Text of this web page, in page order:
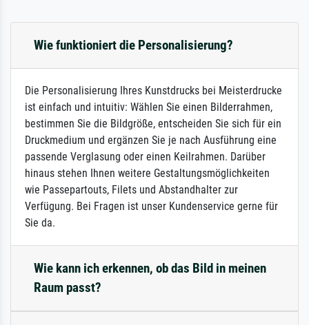
Wie funktioniert die Personalisierung?
Die Personalisierung Ihres Kunstdrucks bei Meisterdrucke
ist einfach und intuitiv: Wählen Sie einen Bilderrahmen,
bestimmen Sie die Bildgröße, entscheiden Sie sich für ein
Druckmedium und ergänzen Sie je nach Ausführung eine
passende Verglasung oder einen Keilrahmen. Darüber
hinaus stehen Ihnen weitere Gestaltungsmöglichkeiten
wie Passepartouts, Filets und Abstandhalter zur
Verfügung. Bei Fragen ist unser Kundenservice gerne für
Sie da.
Wie kann ich erkennen, ob das Bild in meinen
Raum passt?